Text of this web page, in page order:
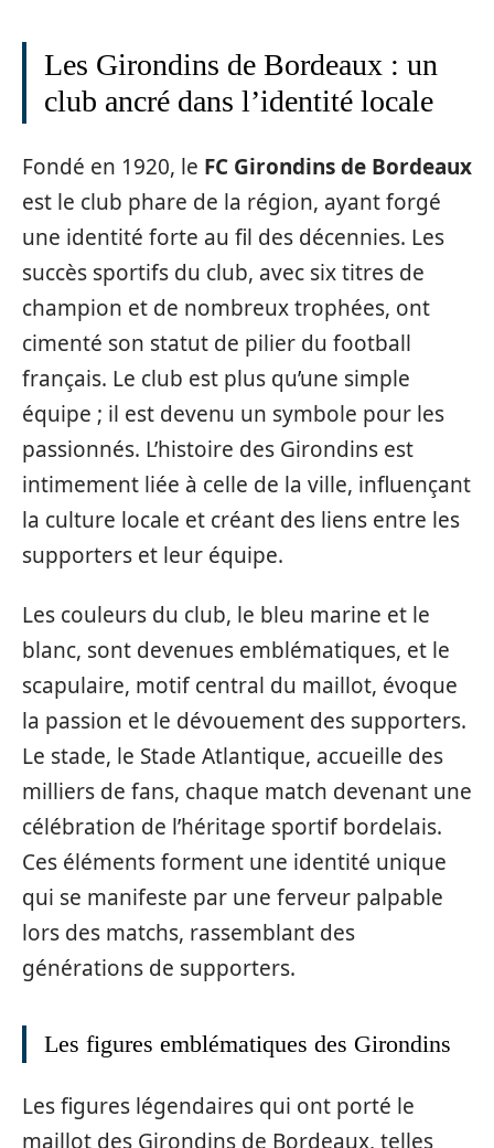
Les Girondins de Bordeaux : un
club ancré dans l’identité locale
Fondé en 1920, le FC Girondins de Bordeaux
est le club phare de la région, ayant forgé
une identité forte au fil des décennies. Les
succès sportifs du club, avec six titres de
champion et de nombreux trophées, ont
cimenté son statut de pilier du football
français. Le club est plus qu’une simple
équipe ; il est devenu un symbole pour les
passionnés. L’histoire des Girondins est
intimement liée à celle de la ville, influençant
la culture locale et créant des liens entre les
supporters et leur équipe.
Les couleurs du club, le bleu marine et le
blanc, sont devenues emblématiques, et le
scapulaire, motif central du maillot, évoque
la passion et le dévouement des supporters.
Le stade, le Stade Atlantique, accueille des
milliers de fans, chaque match devenant une
célébration de l’héritage sportif bordelais.
Ces éléments forment une identité unique
qui se manifeste par une ferveur palpable
lors des matchs, rassemblant des
générations de supporters.
Les figures emblématiques des Girondins
Les figures légendaires qui ont porté le
maillot des Girondins de Bordeaux, telles